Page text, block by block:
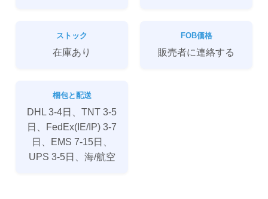
ストック
在庫あり
FOB価格
販売者に連絡する
梱包と配送
DHL 3-4日、TNT 3-5
日、FedEx(IE/IP) 3-7
日、EMS 7-15日、
UPS 3-5日、海/航空